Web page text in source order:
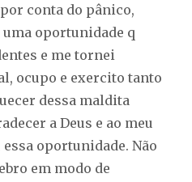
conta do pânico,
uma oportunidade q
e me tornei
ocupo e exercito tanto
dessa maldita
a Deus e ao meu
oportunidade. Não
em modo de